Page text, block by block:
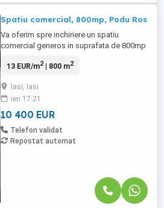
Spatiu comercial, 800mp, Podu Ros
Va oferim spre inchiriere un spatiu
comercial generos in suprafata de 800mp
fatada vitrata pe tot perimetrul stradal,
reprezentanta Auto, sau orice activitate ce
are nevoie de vizibilitate mazima intr-o
zona centrala a Iasului; -sistem ...
13 EUR/m2| 800 m2
Iasi, Iasi
ieri 17:21
10 400 EUR
Telefon validat
Repostat automat